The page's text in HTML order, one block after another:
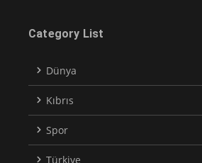
Category List
Dünya
Kıbrıs
Spor
Türkiye